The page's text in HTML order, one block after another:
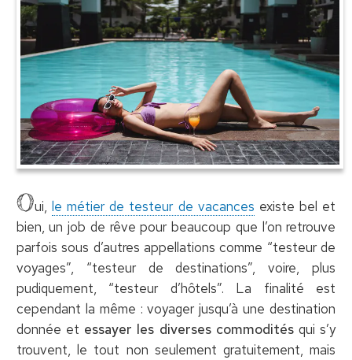
Oui, le métier de testeur de vacances existe bel et
bien, un job de rêve pour beaucoup que l’on retrouve
parfois sous d’autres appellations comme “testeur de
voyages”, “testeur de destinations”, voire, plus
pudiquement, “testeur d’hôtels”. La finalité est
cependant la même : voyager jusqu’à une destination
donnée et essayer les diverses commoditésqui s’y
trouvent, le tout non seulement gratuitement, mais